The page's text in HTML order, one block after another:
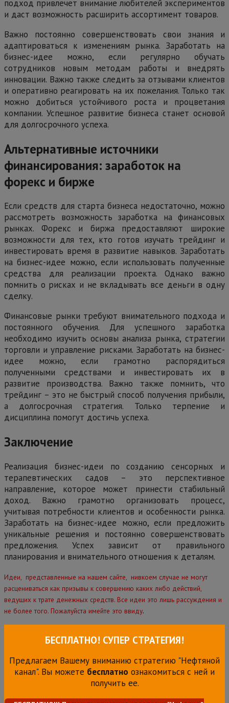
подход привлечет внимание любителей экспериментов
и даст возможность расширить ассортимент товаров.
Важно постоянно совершенствовать свои знания и
адаптироваться к изменениям рынка. Заработать на
бизнес-идее можно, если регулярно обучать
сотрудников новым методам работы и внедрять
инновации. Важно также следить за отзывами клиентов
и оперативно реагировать на их пожелания. Только так
можно добиться устойчивого роста и процветания
компании. Успешное развитие бизнеса станет основой
для долгосрочного успеха.
Альтернативные источники
финансирования: заработок на
форекс и бирже
Если средств для старта бизнеса недостаточно, можно
рассмотреть возможность заработка на финансовых
рынках. Форекс и биржа предоставляют широкие
возможности для тех, кто готов изучать трейдинг и
инвестировать время в развитие навыков. Заработать
на бизнес-идее можно, если использовать полученные
средства для реализации проекта. Однако важно
помнить о рисках и не вкладывать все деньги в одну
сделку.
Финансовые рынки требуют внимательного подхода и
постоянного обучения. Для успешного заработка
необходимо изучить основы анализа рынка, стратегии
торговли и управление рисками. Заработать на бизнес-
идее можно, если грамотно распорядиться
полученными средствами и инвестировать их в
развитие производства. Важно также помнить, что
трейдинг – это не быстрый способ получения прибыли,
а долгосрочная стратегия. Только терпение и
дисциплина помогут достичь успеха.
Заключение
Реализация бизнес-идеи по созданию сенсорных и
терапевтических садов – это перспективное
направление, которое может принести стабильный
доход. Важно грамотно организовать процесс,
учитывая потребности клиентов и особенности рынка.
Заработать на бизнес-идее можно, если предложить
уникальные решения и постоянно совершенствовать
предложения. Успех зависит от правильного
планирования и внимательного отношения к деталям.
Идеи, представленные на нашем сайте, нивкоем случае не могут
расцениваться как призывы к совершению каких либо действий,
ведущих к трате денежных средств. Все идеи это лишь рассуждения и
не более того. Пожалуйста имейте это ввиду.
БЕСПЛАТНО! СУПЕР СТРАТЕГИЯ!
Предлагаем Вашему вниманию стратегию "Нефтяной
канал". Вы можете бесплатно ознакомиться с ней и
получить ее.